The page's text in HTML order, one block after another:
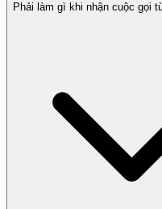
Đúng, số 02397301526
Phải làm gì khi nhận cuộc gọi